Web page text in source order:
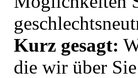
Kurz gesagt:
die wir über